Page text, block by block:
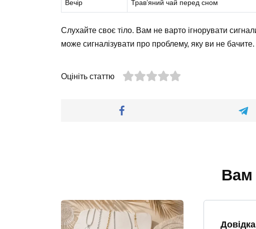
Вечір Трав’яний чай перед сном
Слухайте своє тіло. Вам не варто ігнорувати
може сигналізувати про проблему, яку ви не бачите.
Оцініть статтю
Вам